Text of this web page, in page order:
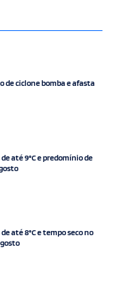
de ciclone bomba e afasta
até 9°C e predomínio de
até 8°C e tempo seco no